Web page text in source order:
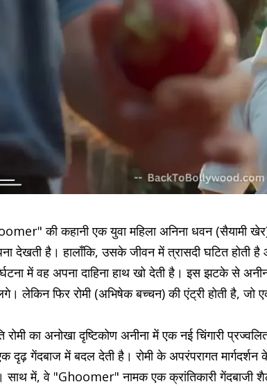
की कहानी एक युवा महिला अनिना धवन (सैयामी खेर)
देखती है। हालाँकि, उसके जीवन में त्रासदी घटित होती
में वह अपना दाहिना हाथ खो देती है। इस झटके से
लेकिन फिर रोमी (अभिषेक बच्चन) की एंट्री होती है, जो
का अनोखा दृष्टिकोण अनीना में एक नई चिंगारी
दृढ़ गेंदबाज में बदल देती है। रोमी के अपरंपरागत
साथ में, वे "Ghoomer" नामक एक क्रांतिकारी गेंदबाजी